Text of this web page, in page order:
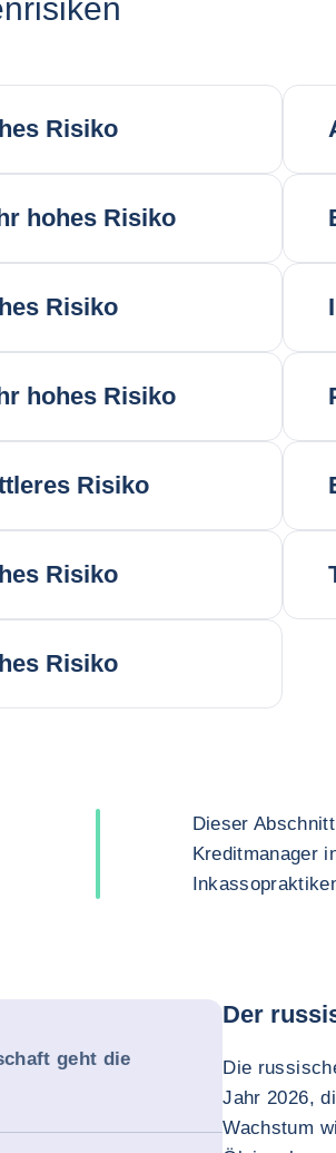
Risiko
hohes Risiko
Risiko
hohes Risiko
Risiko
Risiko
Risiko
Dieser
Kreditmanager
geht die
Der
Die
Jahr 2026,
Wachstum